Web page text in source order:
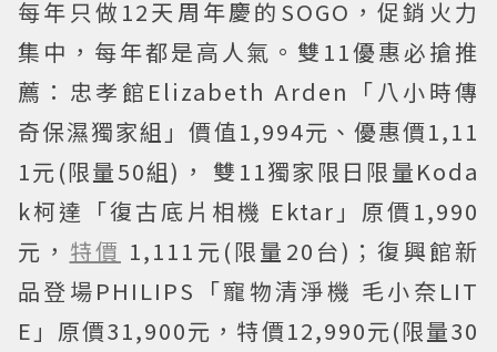
每年只做12天周年慶的SOGO，促銷火力
集中，每年都是高人氣。雙11優惠必搶推
薦：忠孝館Elizabeth Arden「八小時傳
奇保濕獨家組」價值1,994元、優惠價1,11
1元(限量50組)， 雙11獨家限日限量Koda
k柯達「復古底片相機 Ektar」原價1,990
元， 特價 1,111元(限量20台)；復興館新
品登場PHILIPS「寵物清淨機 毛小奈LIT
E」原價31,900元，特價12,990元(限量30